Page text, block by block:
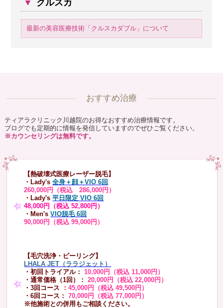
▼ クルスカ
最新の美容医療技術「クルスカダブル」について
おすすめ治療
ティアラクリニック川越院のお得なおすすめ治療情報です。
ブログでも定期的に情報を発信していますのでぜひご覧ください。
※カウンセリングは無料です。
【熱破壊式医療レーザー脱毛】
・Lady's 全身＋顔＋VIO 6回
260,000円（税込 286,000円）
・Lady's平日限定 VIO 6回
48,000円（税込 52,800円）
・Men's VIO脱毛 6回
90,000円（税込 99,000円）
【毛穴洗浄・ピーリング】
LHALA JET（ララジェット）
・初回トライアル：10,000円（税込 11,000円）
・通常価格（1回）：
20,000円（税込 22,000円）
・3回コース ：45,000円（税込 49,500円）
・6回コース：
70,000円（税込 77,000円）
※他施術との併用もご相談ください。